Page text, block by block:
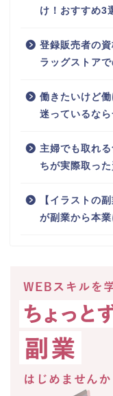
け！おすすめ3
登録販売者の
ラッグストア
働きたいけど
迷っているな
主婦でも取れ
ちが実際取っ
【イラストの
が副業から本